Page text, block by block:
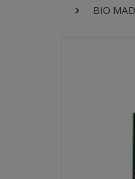
BIO